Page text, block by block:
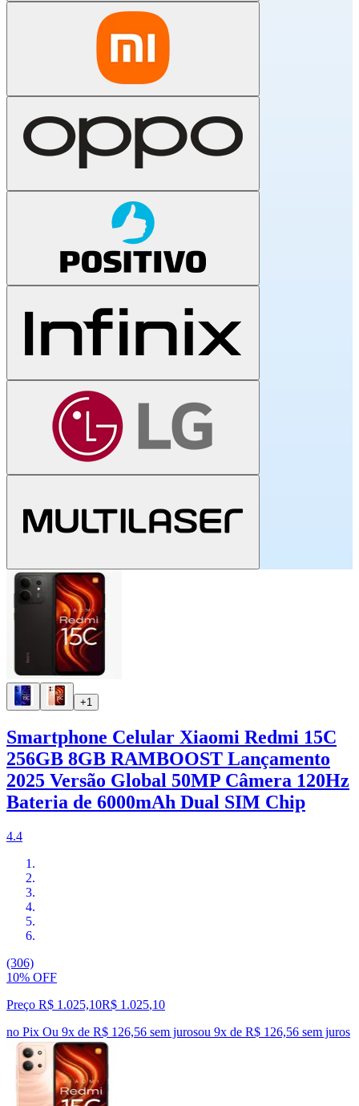
+1
Smartphone Celular Xiaomi Redmi 15C
256GB 8GB RAMBOOST Lançamento
2025 Versão Global 50MP Câmera 120Hz
Bateria de 6000mAh Dual SIM Chip
4.4
(306)
10% OFF
Preço R$ 1.025,10R$ 1.025,10
no Pix Ou 9x de R$ 126,56 sem jurosou 9x de R$ 126,56 sem juros